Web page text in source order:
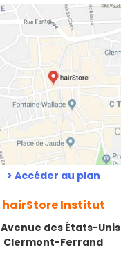
> Accéder au plan
hairStore Institut
Avenue des États-Unis
Clermont-Ferrand